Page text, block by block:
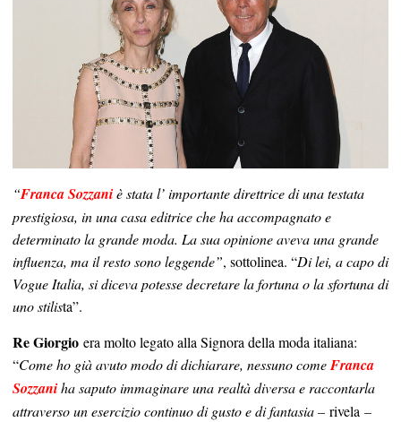
“Franca Sozzaniè stata l’ importante direttrice di una testata
prestigiosa, in una casa editrice che ha accompagnato e
determinato la grande moda. La sua opinione aveva una grande
influenza, ma il resto sono leggende”, sottolinea. “Di lei, a capo di
Vogue Italia, si diceva potesse decretare la fortuna o la sfortuna di
uno stilista”.
Re Giorgio era molto legato alla Signora della moda italiana:
“Come ho già avuto modo di dichiarare, nessuno comeFranca
Sozzaniha saputo immaginare una realtà diversa e raccontarla
attraverso un esercizio continuo di gusto e di fantasia – rivela –